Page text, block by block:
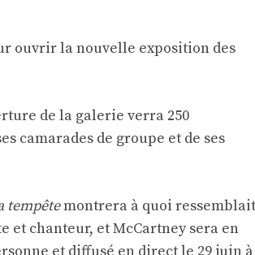
ouvrir la nouvelle exposition des
de la galerie verra 250
camarades de groupe et de ses
tempêtemontrera à quoi ressemblait
et chanteur, et McCartney sera en